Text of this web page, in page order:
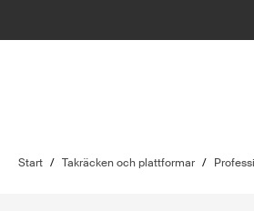
Start / Takräcken och plattformar /